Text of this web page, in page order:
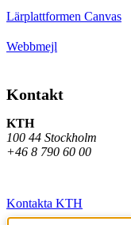
Lärplattformen Canvas
Webbmejl
Kontakt
KTH
100 44 Stockholm
+46 8 790 60 00
Kontakta KTH